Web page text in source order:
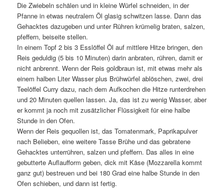
Die Zwiebeln schälen und in kleine Würfel schneiden, in der
Pfanne in etwas neutralem Öl glasig schwitzen lasse. Dann das
Gehacktes dazugeben und unter Rühren krümelig braten, salzen,
pfeffern, beiseite stellen.
In einem Topf 2 bis 3 Esslöffel Öl auf mittlere Hitze bringen, den
Reis geduldig (5 bis 10 Minuten) darin anbraten, rühren, damit er
nicht anbrennt. Wenn der Reis goldbraun ist, mit etwas mehr als
einem halben Liter Wasser plus Brühwürfel ablöschen, zwei, drei
Teelöffel Curry dazu, nach dem Aufkochen die Hitze runterdrehen
und 20 Minuten quellen lassen. Ja, das ist zu wenig Wasser, aber
er kommt ja noch mit zusätzlicher Flüssigkeit für eine halbe
Stunde in den Ofen.
Wenn der Reis gequollen ist, das Tomatenmark, Paprikapulver
nach Belieben, eine weitere Tasse Brühe und das gebratene
Gehacktes unterrühren, salzen und pfeffern. Das alles in eine
gebutterte Auflaufform geben, dick mit Käse (Mozzarella kommt
ganz gut) bestreuen und bei 180 Grad eine halbe Stunde in den
Ofen schieben, und dann ist fertig.